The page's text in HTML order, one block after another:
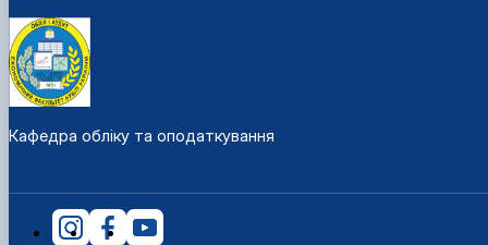
Кафедра обліку та оподаткування